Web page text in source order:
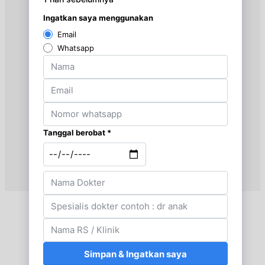
Jumat, 21/08/2026
Jam 15:00 - 17:00
Selasa, 25/08/2026
Jam 14:00 - 16:00
Selasa, 25/08/2026
Jam 17:00 - 20:00
Rabu, 26/08/2026
Jam 12:00 - 14:00
Rabu, 26/08/2026